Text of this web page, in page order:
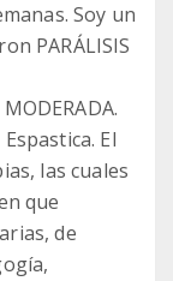
Soy un
PARÁLISIS
El
las cuales
que
de